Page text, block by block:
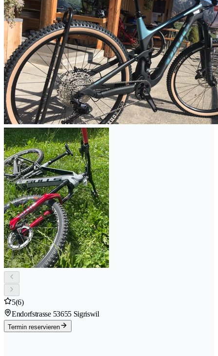
5(6)
Endorfstrasse 53655 Sigriswil
Termin reservieren